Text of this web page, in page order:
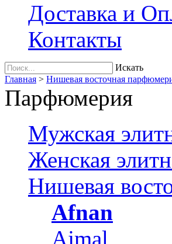
Доставка и
Контакты
Искать
Главная > Нишевая восточная
Парфюмерия
Мужская
Женская
Нишевая
Afnan
Ajmal